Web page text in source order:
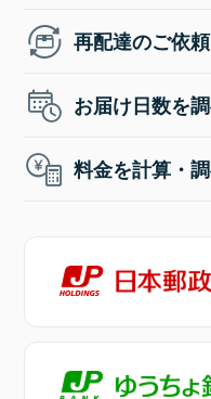
再配達のご依頼
お届け日数を
料金を計算・